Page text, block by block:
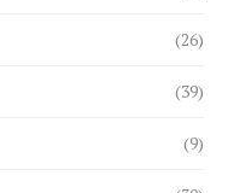
(26)
(39)
(9)